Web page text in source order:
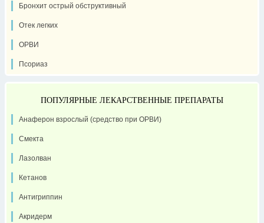
Бронхит острый обструктивный
Отек легких
ОРВИ
Псориаз
ПОПУЛЯРНЫЕ ЛЕКАРСТВЕННЫЕ ПРЕПАРАТЫ
Анаферон взрослый (средство при ОРВИ)
Смекта
Лазолван
Кетанов
Антигриппин
Акридерм